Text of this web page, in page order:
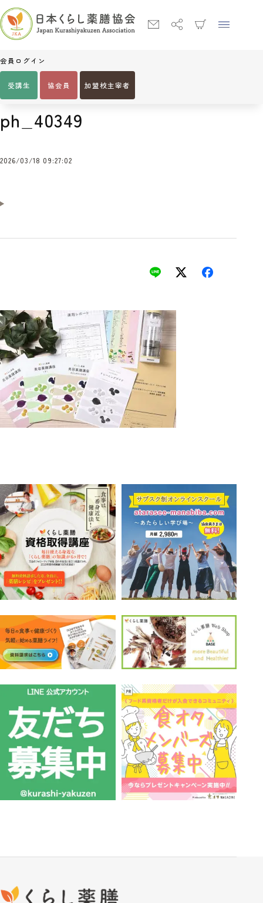
会員ログイン
受講生 協会員 加盟校主宰者
Home ph_40349
ph_40349
2026/03/18 09:27:02